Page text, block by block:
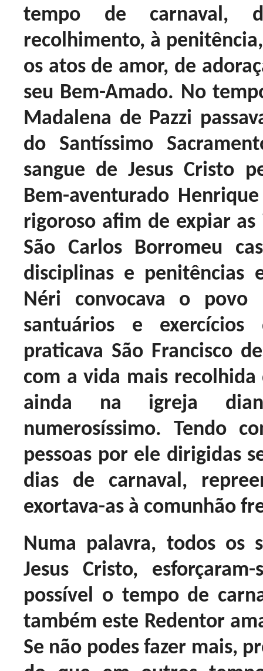
tempo de carnaval,
recolhimento, à
os atos de amor, de
seu Bem-Amado. No
Madalena de Pazzi
do Santíssimo
sangue de Jesus Cristo
Bem-aventurado
rigoroso afim de expiar
São Carlos Borromeu
disciplinas e penitências
Néri convocava o
santuários e
praticava São Francisco
com a vida mais recolhida
ainda na igreja
numerosíssimo. Tendo
pessoas por ele dirigidas
dias de carnaval,
exortava-as à comunhão
Numa palavra, todos os
Jesus Cristo,
possível o tempo de
também este Redentor
Se não podes fazer mais,